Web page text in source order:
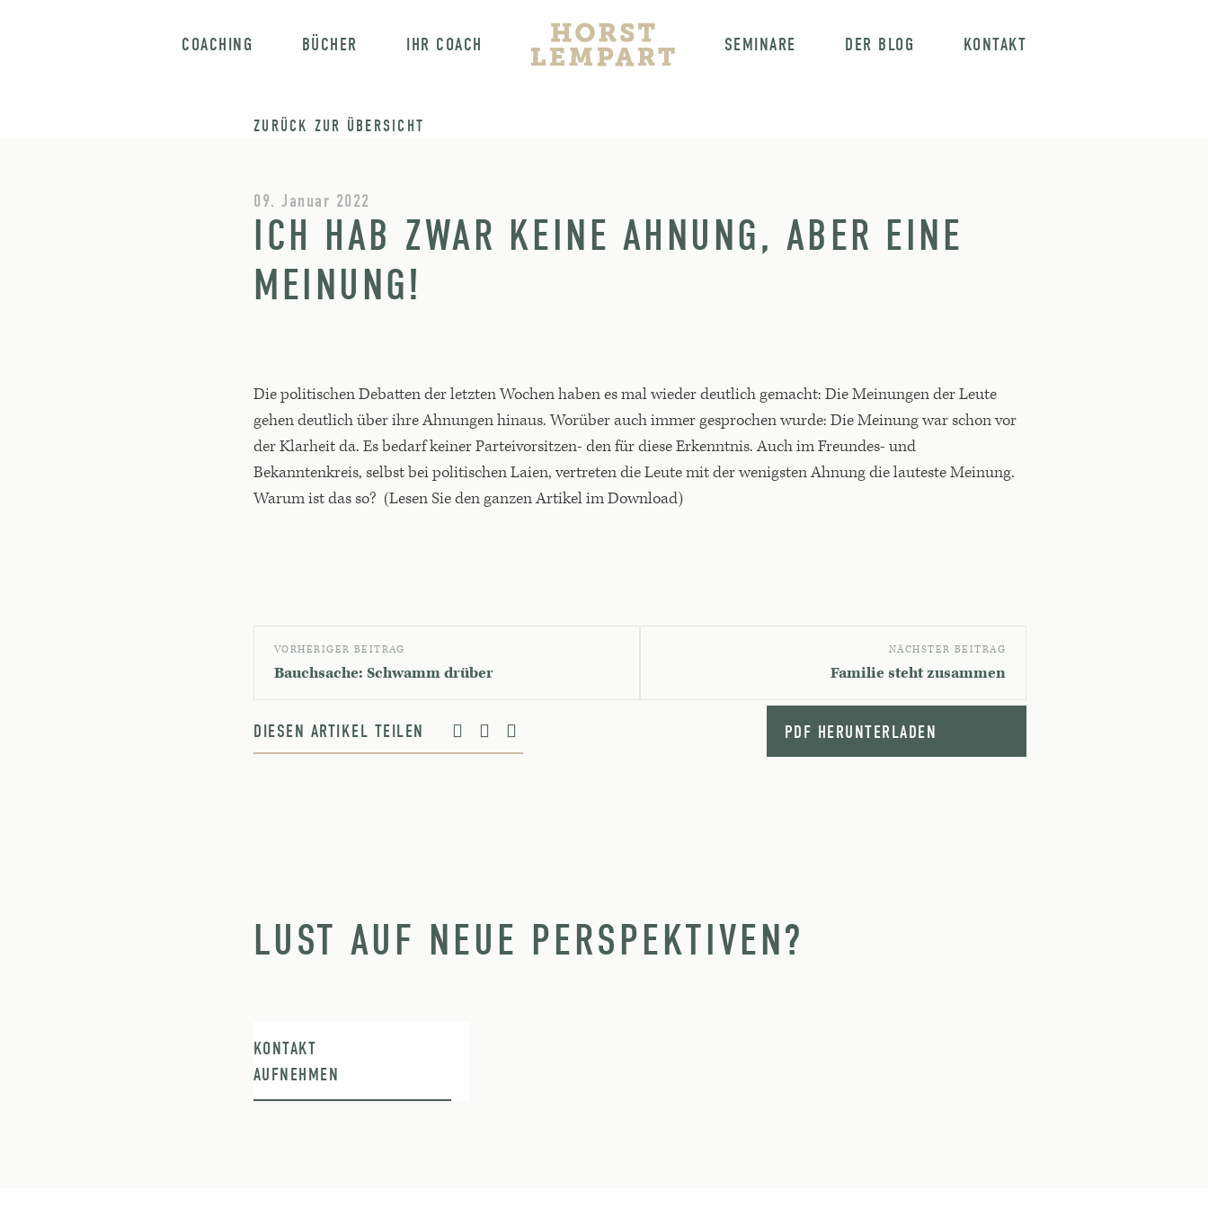
COACHING BÜCHER IHR COACH SEMINARE DER BLOG KONTAKT
ZURÜCK ZUR ÜBERSICHT
09. Januar 2022
ICH HAB ZWAR KEINE AHNUNG, ABER EINE
MEINUNG!
Die politischen Debatten der letzten Wochen haben es mal wieder deutlich gemacht: Die Meinungen der Leute
gehen deutlich über ihre Ahnungen hinaus. Worüber auch immer gesprochen wurde: Die Meinung war schon vor
der Klarheit da. Es bedarf keiner Parteivorsitzen- den für diese Erkenntnis. Auch im Freundes- und
Bekanntenkreis, selbst bei politischen Laien, vertreten die Leute mit der wenigsten Ahnung die lauteste Meinung.
Warum ist das so? (Lesen Sie den ganzen Artikel im Download)
PDF HERUNTERLADEN
VORHERIGER BEITRAG
Bauchsache: Schwamm drüber
NÄCHSTER BEITRAG
Familie steht zusammen
DIESEN ARTIKEL TEILEN
LUST AUF NEUE PERSPEKTIVEN?
KONTAKT
AUFNEHMEN